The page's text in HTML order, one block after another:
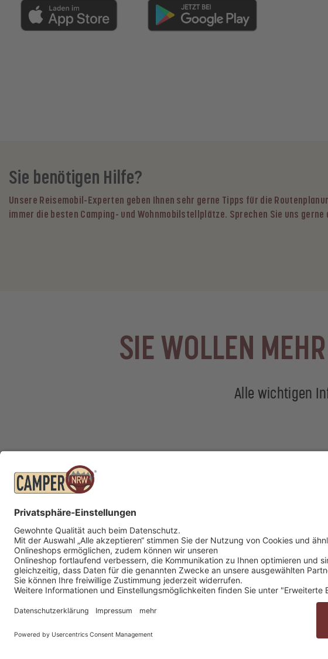
Sie benötigen Hilfe?
Unsere Reisemobil-Experten geben Ihnen sehr gerne Tipps für die
immer die besten Camping- und Wohnmobilstellplätze. Sprechen Sie uns gerne
SIE WOLLEN
Alle wichtigen
Öffnungszeiten
Kontakt
Impressum
Datenschutz